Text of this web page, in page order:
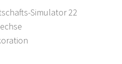
Simulator 22